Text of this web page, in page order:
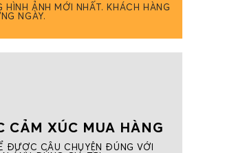
ẢNH MỚI NHẤT. KHÁCH HÀNG
NGÀY.
CẢM XÚC MUA HÀNG
ĐƯỢC CÂU CHUYỆN ĐÚNG VỚI